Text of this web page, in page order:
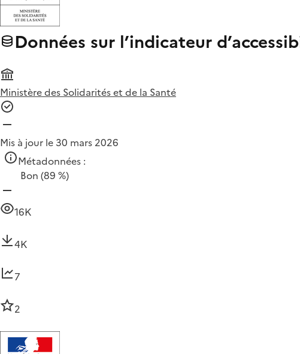
Données sur l’indicateur
Ministère des Solidarités et de la Santé
Mis à jour le 30 mars 2026
Métadonnées :
Bon (89 %)
16K
4K
7
2